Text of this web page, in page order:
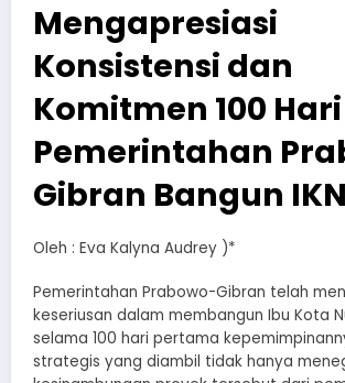
Mengapresiasi
Konsistensi dan
Komitmen 100 Hari
Pemerintahan
Gibran Bangun IKN
Oleh : Eva Kalyna Audrey )*
Pemerintahan Prabowo-Gibran telah
keseriusan dalam membangun Ibu Kota
selama 100 hari pertama
strategis yang diambil tidak hanya